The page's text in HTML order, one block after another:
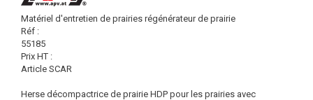
Matériel d'entretien de prairies régénérateur de prairie
Réf :
55185
Prix HT :
Article SCAR
Herse décompactrice de prairie HDP pour les prairies avec